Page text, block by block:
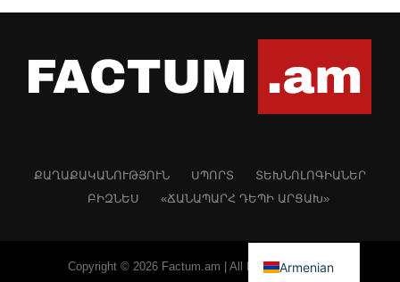
ՔԱՂԱՔԱԿԱՆՈՒԹՅՈՒՆ ՍՊՈՐՏ
ՏԵԽՆՈԼՈԳԻԱՆԵՐ
ԲԻԶՆԵՍ
«ՃԱՆԱՊԱՐՀ ԴԵՊԻ ԱՐՑԱԽ»
Copyright © 2026 Factum.am | All Rights Reserved
Armenian